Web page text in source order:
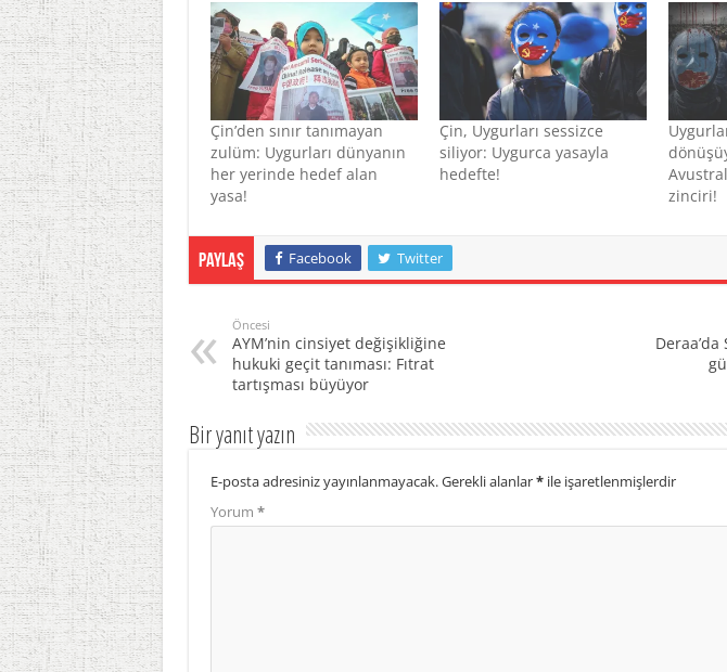
Çin’den sınır tanımayan
zulüm: Uygurları dünyanın
her yerinde hedef alan
yasa!
Çin, Uygurları sessizce
siliyor: Uygurca yasayla
hedefte!
zinciri!
Paylaş Facebook Twitter
Öncesi
AYM’nin cinsiyet değişikliğine
hukuki geçit tanıması: Fıtrat
tartışması büyüyor
Deraa’da
Bir yanıt yazın
E-posta adresiniz yayınlanmayacak.Gerekli alanlar*ile işaretlenmişlerdir
Yorum *